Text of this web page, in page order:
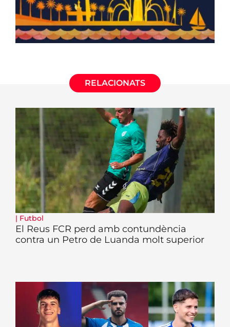
RELACIONATS
| Futbol
El Reus FCR perd amb contundència
contra un Petro de Luanda molt superior